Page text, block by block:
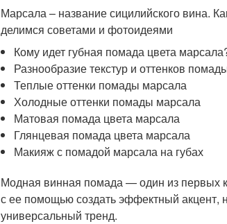
Марсала – название сицилийского вина.
делимся советами и фотоидеями
Кому идет губная помада цвета
Разнообразие текстур и оттенков
Теплые оттенки помады марсала
Холодные оттенки помады марсала
Матовая помада цвета марсала
Глянцевая помада цвета марсала
Макияж с помадой марсала на губах
Модная винная помада — один из первых
с ее помощью создать эффектный акцент,
универсальный тренд.